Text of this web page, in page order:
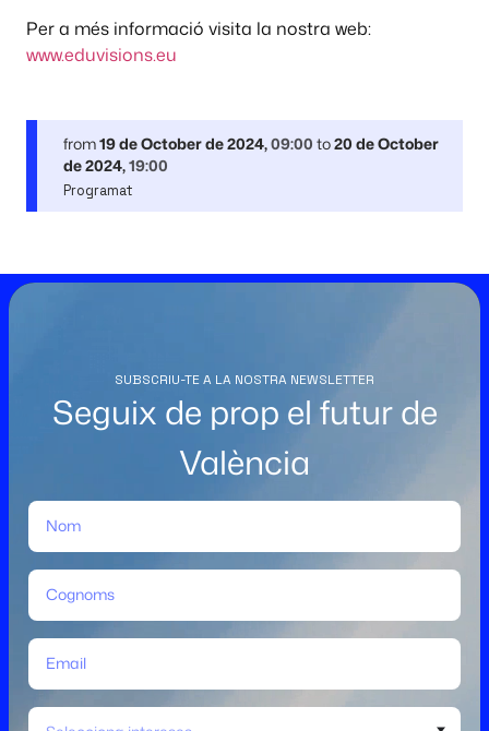
Per a més informació visita la nostra web:
www.eduvisions.eu
from19 de October de 2024,09:00 to20 de October
de 2024,19:00
Programat
SUBSCRIU-TE A LA NOSTRA NEWSLETTER
Seguix de prop el futur de
València